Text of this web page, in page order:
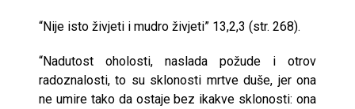
“Nije isto živjeti i mudro živjeti” 13,2,3 (str. 268).
“Nadutost oholosti, naslada požude i otrov
radoznalosti, to su sklonosti mrtve duše, jer ona
ne umire tako da ostaje bez ikakve sklonosti: ona